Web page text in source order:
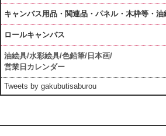
キャンバス用品・関連品・パネル・木枠等・油
ロールキャンバス
油絵具/水彩絵具/色鉛筆/日本画/
営業日カレンダー
Tweets by gakubutisaburou